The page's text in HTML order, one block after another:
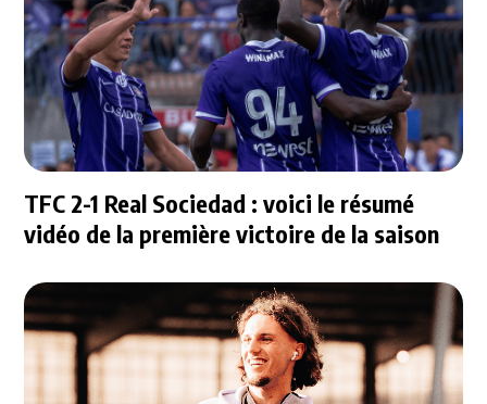
TFC 2-1 Real Sociedad : voici le résumé
vidéo de la première victoire de la saison